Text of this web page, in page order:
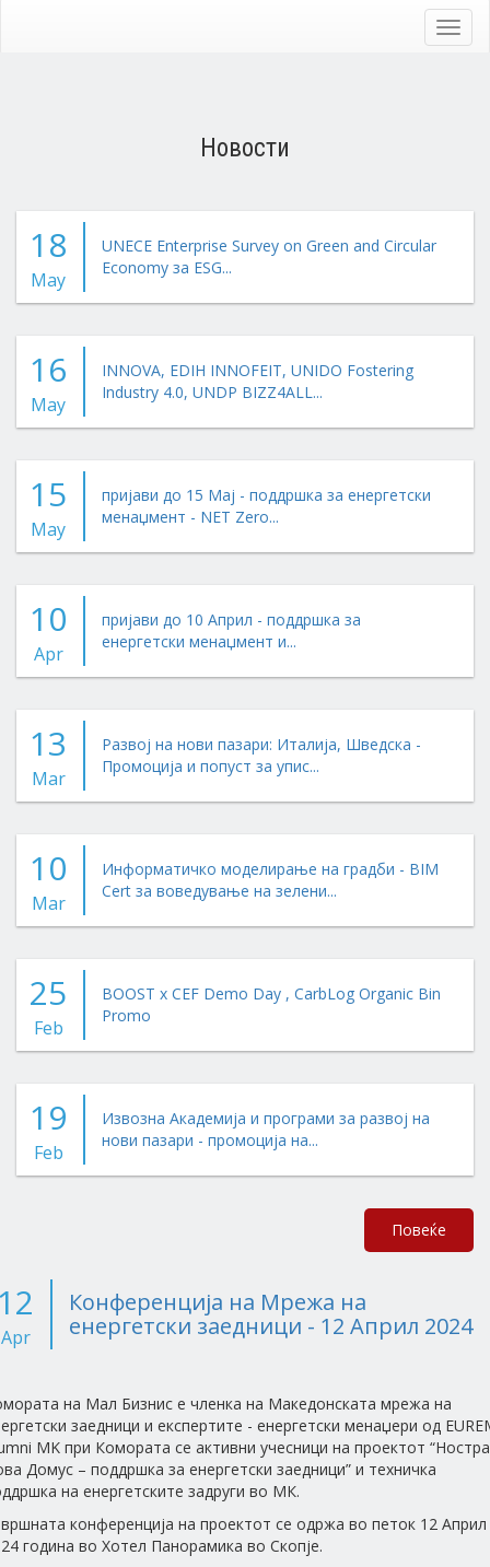
Новости
18
May
UNECE Enterprise Survey on Green and Circular
Economy за ESG...
16
May
INNOVA, EDIH INNOFEIT, UNIDO Fostering
Industry 4.0, UNDP BIZZ4ALL...
15
May
пријави до 15 Мај - поддршка за енергетски
менаџмент - NET Zero...
10
Apr
пријави до 10 Април - поддршка за
енергетски менаџмент и...
13
Mar
Развој на нови пазари: Италија, Шведска -
Промоција и попуст за упис...
10
Mar
Информатичко моделирање на градби - BIM
Cert за воведување на зелени...
25
Feb
BOOST x CEF Demo Day , CarbLog Organic Bin
Promo
19
Feb
Извозна Академија и програми за развој на
нови пазари - промоција на...
Повеќе
Apr
Конференција на Мрежа на
енергетски заедници - 12 Април 2024
на Мал Бизнис е членка на Македонската мрежа на
заедници и експертите - енергетски менаџери од
MK при Комората се активни учесници на проектот “Ностра
Домус – поддршка за енергетски заедници” и техничка
на енергетските задруги во МК.
конференција на проектот се одржа во петок 12 Април
година во Хотел Панорамика во Скопје.